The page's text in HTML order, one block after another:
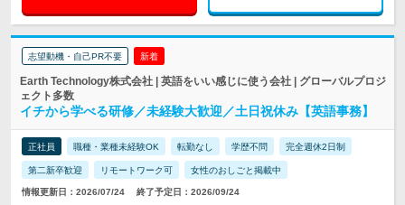
志望動機・自己PR不要 新着
Earth Technology株式会社 | 英語をいい感じに使う会社 | グローバルプロジ
ェクト多数
イチから学べる研修／未経験大歓迎／土日祝休み【英語事務】
正社員 職種・業種未経験OK 転勤なし 学歴不問 完全週休2日制
第二新卒歓迎 リモートワーク可 女性のおしごと掲載中
情報更新日：2026/07/24 終了予定日：2026/09/24